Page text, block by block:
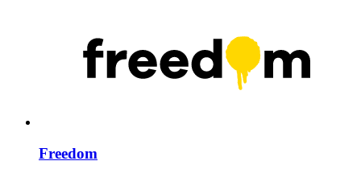
Freedom